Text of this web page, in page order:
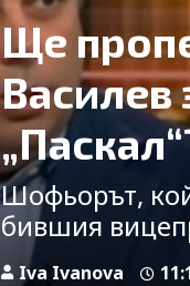
Ще
Василев
Шофьорът,
бившия
Iva Ivanova